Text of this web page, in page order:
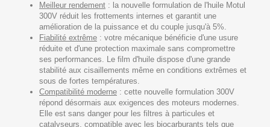
Meilleur rendement : la nouvelle formulation de l'huile Motul
300V réduit les frottements internes et garantit une
amélioration de la puissance et du couple jusqu'à 5%.
Fiabilité extrême : votre mécanique bénéficie d'une usure
réduite et d'une protection maximale sans compromettre
ses performances. Le film d'huile dispose d'une grande
stabilité aux cisaillements même en conditions extrêmes et
sous de fortes températures.
Compatibilité moderne : cette nouvelle formulation 300V
répond désormais aux exigences des moteurs modernes.
Elle est sans danger pour les filtres à particules et
catalyseurs, compatible avec les biocarburants tels que